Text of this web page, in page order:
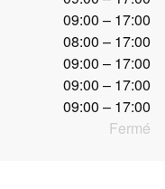
09:00 – 17:00
08:00 – 17:00
09:00 – 17:00
09:00 – 17:00
09:00 – 17:00
Fermé